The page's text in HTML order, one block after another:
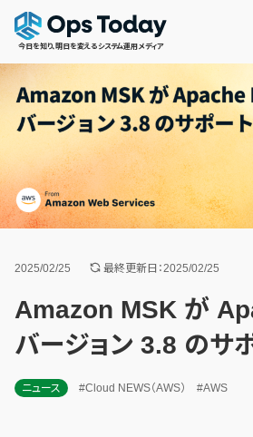
今日を知り、明日を変えるシステム運用メディア
2025/02/25 最終更新日：2025/02/25
Amazon MSK が
バージョン 3.8 のサ
ニュース #Cloud NEWS（AWS） #AWS